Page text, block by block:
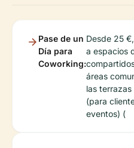
Pase de un
Día para
Coworking:
Desde 25
a espacios
áreas
las
(para
eventos) (